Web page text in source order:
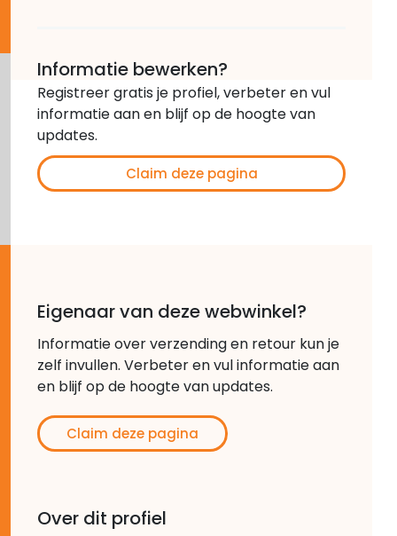
Informatie bewerken?
Registreer gratis je profiel, verbeter en vul
informatie aan en blijf op de hoogte van
updates.
Claim deze pagina
Eigenaar van deze webwinkel?
Informatie over verzending en retour kun je
zelf invullen. Verbeter en vul informatie aan
en blijf op de hoogte van updates.
Claim deze pagina
Over dit profiel